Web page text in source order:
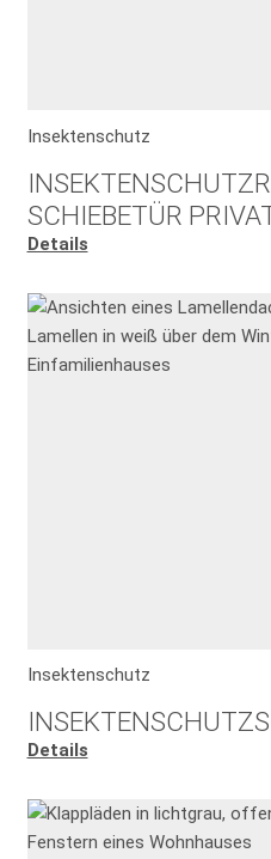
Insektenschutz
SCHIEBETÜR
Details
Insektenschutz
Details